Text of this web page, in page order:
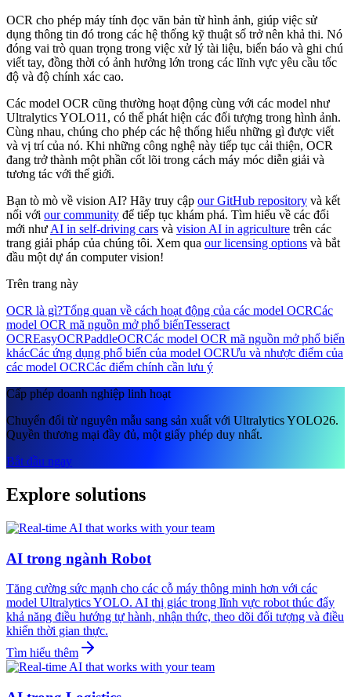
OCR cho phép máy tính đọc văn bản từ hình ảnh, giúp việc sử
dụng thông tin đó trong các hệ thống kỹ thuật số trở nên khả thi. Nó
đóng vai trò quan trọng trong việc xử lý tài liệu, biển báo và ghi chú
viết tay, đồng thời có ảnh hưởng lớn trong các lĩnh vực yêu cầu tốc
độ và độ chính xác cao.
Các model OCR cũng thường hoạt động cùng với các model như
Ultralytics YOLO11, có thể phát hiện các đối tượng trong hình ảnh.
Cùng nhau, chúng cho phép các hệ thống hiểu những gì được viết
và vị trí của nó. Khi những công nghệ này tiếp tục cải thiện, OCR
đang trở thành một phần cốt lõi trong cách máy móc diễn giải và
tương tác với thế giới.
Bạn tò mò về vision AI? Hãy truy cập our GitHub repository và kết
nối với our community để tiếp tục khám phá. Tìm hiểu về các đổi
mới như AI in self-driving cars và vision AI in agriculture trên các
trang giải pháp của chúng tôi. Xem qua our licensing options và bắt
đầu một dự án computer vision!
Trên trang này
OCR là gì?Tổng quan về cách hoạt động của các model OCRCác
model OCR mã nguồn mở phổ biếnTesseract
OCREasyOCRPaddleOCRCác model OCR mã nguồn mở phổ biến
khácCác ứng dụng phổ biến của model OCRƯu và nhược điểm của
các model OCRCác điểm chính cần lưu ý
Cấp phép doanh nghiệp linh hoạt
Chuyển đổi từ nguyên mẫu sang sản xuất với Ultralytics YOLO26.
Quyền thương mại đầy đủ, một giấy phép duy nhất.
Bắt đầu ngay
Explore solutions
AI trong ngành Robot
Tăng cường sức mạnh cho các cỗ máy thông minh hơn với các
model Ultralytics YOLO. AI thị giác trong lĩnh vực robot thúc đẩy
khả năng điều hướng tự hành, nhận thức, theo dõi đối tượng và điều
khiển thời gian thực.
Tìm hiểu thêm